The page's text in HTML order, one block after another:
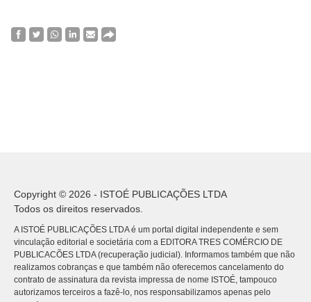
Copyright © 2026 - ISTOÉ PUBLICAÇÕES LTDA
Todos os direitos reservados.
A ISTOÉ PUBLICAÇÕES LTDA é um portal digital independente e sem
vinculação editorial e societária com a EDITORA TRES COMÉRCIO DE
PUBLICACÕES LTDA (recuperação judicial). Informamos também que não
realizamos cobranças e que também não oferecemos cancelamento do
contrato de assinatura da revista impressa de nome ISTOÉ, tampouco
autorizamos terceiros a fazê-lo, nos responsabilizamos apenas pelo